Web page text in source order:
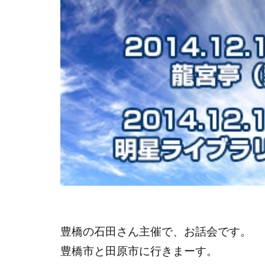
豊橋の石田さん主催で、お話会です。
豊橋市と田原市に行きまーす。